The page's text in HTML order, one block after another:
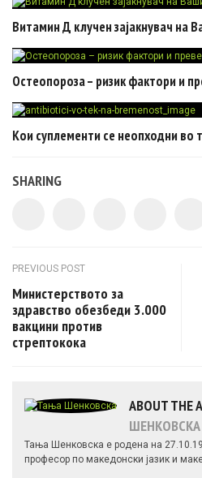
Витамин Д клучен зајакнувач на
Остеопороза – ризик фактори и
Кои суплементи се неопходни во
SHARING
Post navigation
PREVIOUS POST
Министерството за
здравство обезбеди 3.000
вакцини против
стрептокока
ABOUT THE
ШЕНКОВСКА
Тања Шенковска е родена на
професор по македонски јазик и